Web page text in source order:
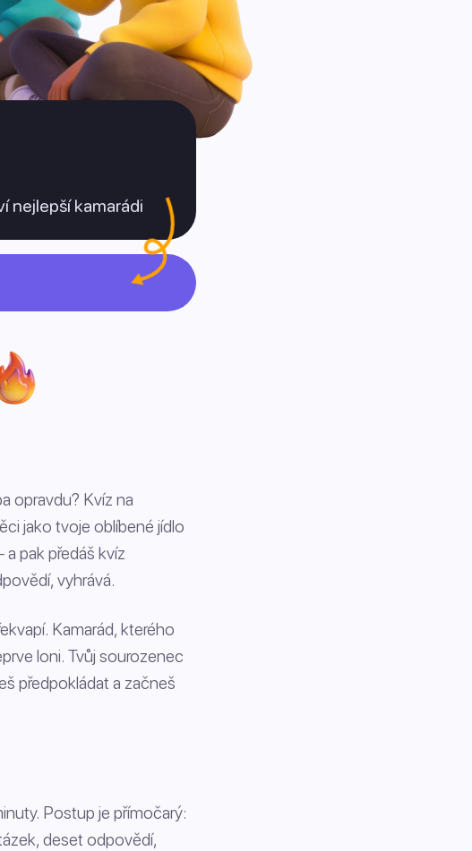
nejlepší kamarádi
opravdu? Kvíz na
jako tvoje oblíbené jídlo
pak předáš kvíz
vyhrává.
Kamarád, kterého
loni. Tvůj sourozenec
předpokládat a začneš
Postup je přímočarý:
deset odpovědí,